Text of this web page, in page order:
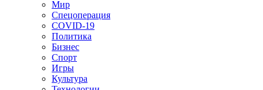
Мир
Спецоперация
COVID-19
Политика
Бизнес
Спорт
Игры
Культура